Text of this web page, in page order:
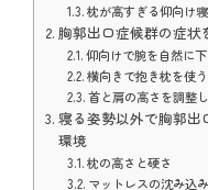
枕が高すぎる仰向け寝
胸郭出口症候群の症状
仰向けで腕を自然に
横向きで抱き枕を使
首と肩の高さを調整
寝る姿勢以外で胸郭出
環境
枕の高さと硬さ
マットレスの沈み込み